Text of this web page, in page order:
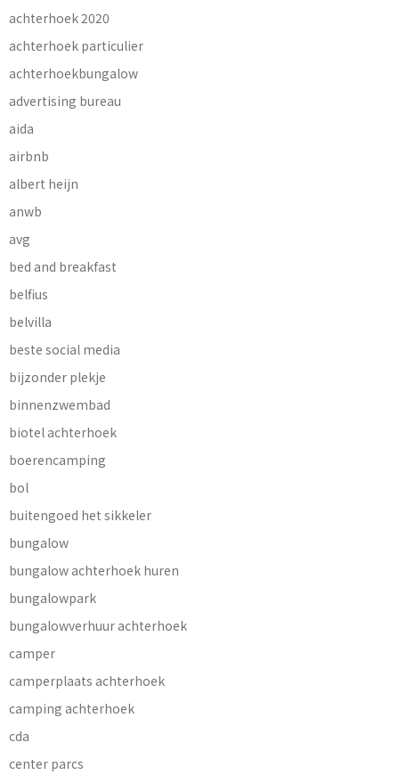
achterhoek 2020
achterhoek particulier
achterhoekbungalow
advertising bureau
aida
airbnb
albert heijn
anwb
avg
bed and breakfast
belfius
belvilla
beste social media
bijzonder plekje
binnenzwembad
biotel achterhoek
boerencamping
bol
buitengoed het sikkeler
bungalow
bungalow achterhoek huren
bungalowpark
bungalowverhuur achterhoek
camper
camperplaats achterhoek
camping achterhoek
cda
center parcs